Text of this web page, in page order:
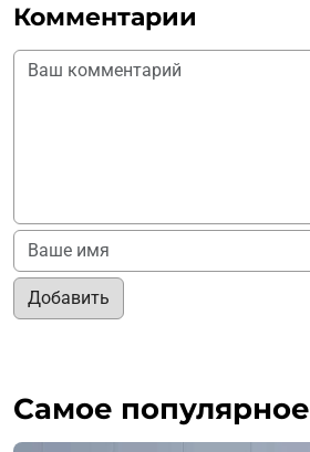
Комментарии
Добавить
Самое популярное